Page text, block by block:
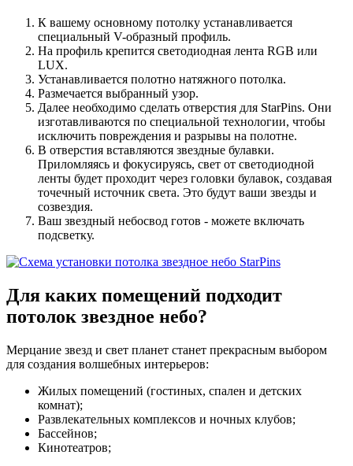
К вашему основному потолку устанавливается
специальный V-образный профиль.
На профиль крепится светодиодная лента RGB или
LUX.
Устанавливается полотно натяжного потолка.
Размечается выбранный узор.
Далее необходимо сделать отверстия для StarPins. Они
изготавливаются по специальной технологии, чтобы
исключить повреждения и разрывы на полотне.
В отверстия вставляются звездные булавки.
Приломляясь и фокусируясь, свет от светодиодной
ленты будет проходит через головки булавок, создавая
точечный источник света. Это будут ваши звезды и
созвездия.
Ваш звездный небосвод готов - можете включать
подсветку.
Для каких помещений подходит
потолок звездное небо?
Мерцание звезд и свет планет станет прекрасным выбором
для создания волшебных интерьеров:
Жилых помещений (гостиных, спален и детских
комнат);
Развлекательных комплексов и ночных клубов;
Бассейнов;
Кинотеатров;